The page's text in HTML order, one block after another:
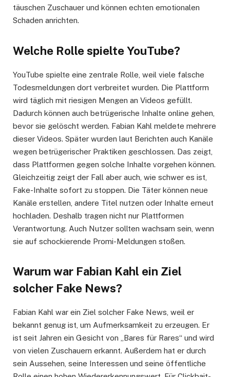
täuschen Zuschauer und können echten emotionalen
Schaden anrichten.
Welche Rolle spielte YouTube?
YouTube spielte eine zentrale Rolle, weil viele falsche
Todesmeldungen dort verbreitet wurden. Die Plattform
wird täglich mit riesigen Mengen an Videos gefüllt.
Dadurch können auch betrügerische Inhalte online gehen,
bevor sie gelöscht werden. Fabian Kahl meldete mehrere
dieser Videos. Später wurden laut Berichten auch Kanäle
wegen betrügerischer Praktiken geschlossen. Das zeigt,
dass Plattformen gegen solche Inhalte vorgehen können.
Gleichzeitig zeigt der Fall aber auch, wie schwer es ist,
Fake-Inhalte sofort zu stoppen. Die Täter können neue
Kanäle erstellen, andere Titel nutzen oder Inhalte erneut
hochladen. Deshalb tragen nicht nur Plattformen
Verantwortung. Auch Nutzer sollten wachsam sein, wenn
sie auf schockierende Promi-Meldungen stoßen.
Warum war Fabian Kahl ein Ziel
solcher Fake News?
Fabian Kahl war ein Ziel solcher Fake News, weil er
bekannt genug ist, um Aufmerksamkeit zu erzeugen. Er
ist seit Jahren ein Gesicht von „Bares für Rares“ und wird
von vielen Zuschauern erkannt. Außerdem hat er durch
sein Aussehen, seine Interessen und seine öffentliche